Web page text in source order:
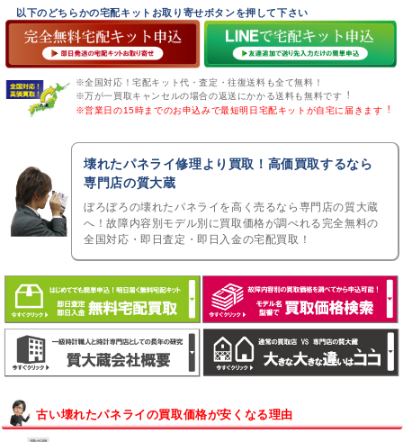
以下のどちらかの宅配キットお取り寄せボタンを押して下さい
※全国対応！宅配キット代・査定・往復送料も全て無料！
※万が一買取キャンセルの場合の返送にかかる送料も無料です︕
※営業日の15時までのお申込みで最短明日宅配キットが自宅に届きます︕
壊れたパネライ修理より買取！高価買取するなら
専門店の質大蔵
ぼろぼろの壊れたパネライを高く売るなら専門店の質大蔵
へ！故障内容別モデル別に買取価格が調べれる完全無料の
全国対応・即日査定・即日入金の宅配買取！
古い壊れたパネライの買取価格が安くなる理由